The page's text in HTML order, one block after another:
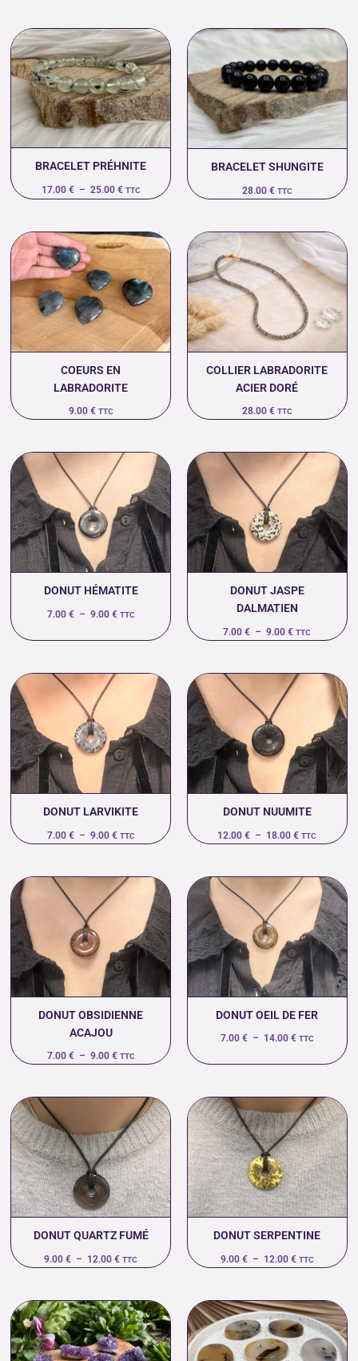
BRACELET PRÉHNITE
17.00 € – 25.00 €
Plage
de
prix :
17.00 €
à
25.00 €
TTC
BRACELET SHUNGITE
28.00 € TTC
COEURS EN
LABRADORITE
9.00 € TTC
COLLIER LABRADORITE
ACIER DORÉ
28.00 € TTC
DONUT HÉMATITE
7.00 € – 9.00 €
Plage
de
7.00 €
à
9.00 €
TTC
DONUT JASPE
DALMATIEN
7.00€ – 9.00€
Plage
de
9.00 €
TTC
DONUT LARVIKITE
7.00 € – 9.00 €
7.00 €
9.00 €
TTC
DONUT NUUMITE
12.00€ – 18.00€
Plage
18.00 €
TTC
DONUT OBSIDIENNE
ACAJOU
7.00 € – 9.00 €
Plage
de
9.00 €
TTC
DONUT OEIL DE FER
7.00 € – 14.00 €
Plage
7.00 €
à
14.00 €
TTC
DONUT QUARTZ FUMÉ
9.00€ – 12.00€
Plage
de
prix :
9.00 €
à
12.00 €
TTC
DONUT SERPENTINE
9.00 € – 12.00 €
Plage
de
prix :
9.00 €
à
12.00 €
TTC